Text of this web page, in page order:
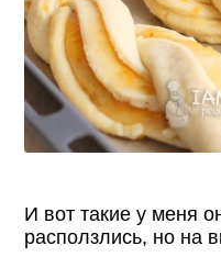
И вот такие у меня
расползлись, но на